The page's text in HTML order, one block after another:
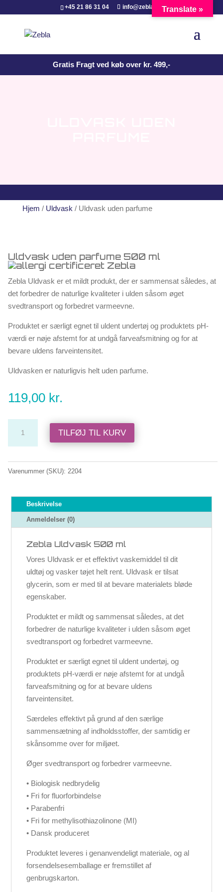
+45 21 86 31 04 info@zebla.dk
Gratis Fragt ved køb over kr. 499,-
Hjem / Uldvask / Uldvask uden parfume
Uldvask uden parfume 500 ml
Zebla Uldvask er et mildt produkt, der er sammensat således, at
det forbedrer de naturlige kvaliteter i ulden såsom øget
svedtransport og forbedret varmeevne.
Produktet er særligt egnet til uldent undertøj og produktets pH-
værdi er nøje afstemt for at undgå farveafsmitning og for at
bevare uldens farveintensitet.
Uldvasken er naturligvis helt uden parfume.
119,00 kr.
uden
antal
TILFØJ TIL KURV
Varenummer (SKU): 2204
Beskrivelse
Anmeldelser (0)
Zebla Uldvask 500 ml
Vores Uldvask er et effektivt vaskemiddel til dit
uldtøj og vasker tøjet helt rent. Uldvask er tilsat
glycerin, som er med til at bevare materialets bløde
egenskaber.
Produktet er mildt og sammensat således, at det
forbedrer de naturlige kvaliteter i ulden såsom øget
svedtransport og forbedret varmeevne.
Produktet er særligt egnet til uldent undertøj, og
produktets pH-værdi er nøje afstemt for at undgå
farveafsmitning og for at bevare uldens
farveintensitet.
Særdeles effektivt på grund af den særlige
sammensætning af indholdsstoffer, der samtidig er
skånsomme over for miljøet.
Øger svedtransport og forbedrer varmeevne.
• Biologisk nedbrydelig
• Fri for fluorforbindelse
• Parabenfri
• Fri for methylisothiazolinone (MI)
• Dansk produceret
Produktet leveres i genanvendeligt materiale, og al
forsendelsesemballage er fremstillet af
genbrugskarton.
Translate »